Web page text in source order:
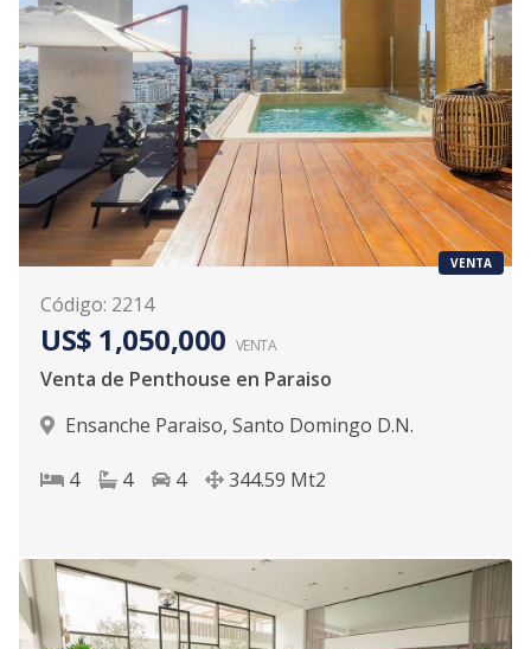
VENTA
Código: 2214
US$ 1,050,000 VENTA
Venta de Penthouse en Paraiso
Ensanche Paraiso, Santo Domingo D.N.
4 4 4 344.59 Mt2